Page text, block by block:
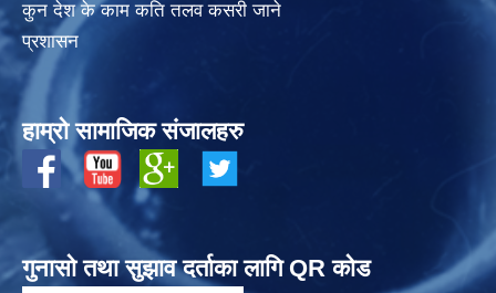
कुन देश के काम कति तलव कसरी जाने
प्रशासन
हाम्रो सामाजिक संजालहरु
गुनासो तथा सुझाव दर्ताका लागि QR कोड